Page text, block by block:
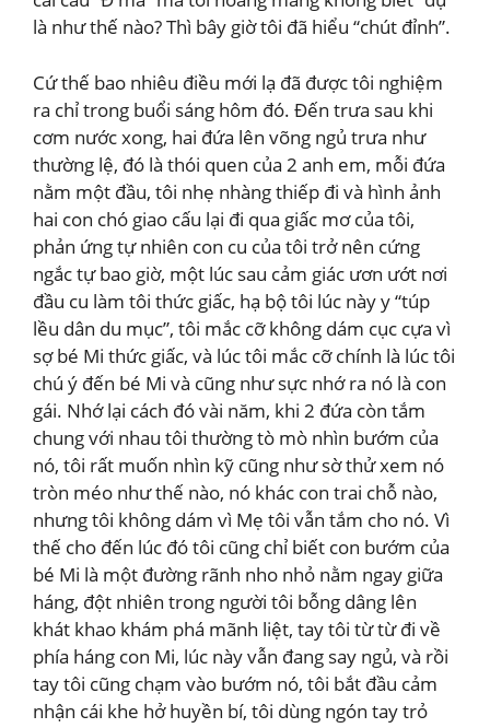
là như thế nào? Thì bây giờ tôi đã hiểu “chút đỉnh”.
Cứ thế bao nhiêu điều mới lạ đã được tôi nghiệm
ra chỉ trong buổi sáng hôm đó. Đến trưa sau khi
cơm nước xong, hai đứa lên võng ngủ trưa như
thường lệ, đó là thói quen của 2 anh em, mỗi đứa
nằm một đầu, tôi nhẹ nhàng thiếp đi và hình ảnh
hai con chó giao cấu lại đi qua giấc mơ của tôi,
phản ứng tự nhiên con cu của tôi trở nên cứng
ngắc tự bao giờ, một lúc sau cảm giác ươn ướt nơi
đầu cu làm tôi thức giấc, hạ bộ tôi lúc này y “túp
lều dân du mục”, tôi mắc cỡ không dám cục cựa vì
sợ bé Mi thức giấc, và lúc tôi mắc cỡ chính là lúc tôi
chú ý đến bé Mi và cũng như sực nhớ ra nó là con
gái. Nhớ lại cách đó vài năm, khi 2 đứa còn tắm
chung với nhau tôi thường tò mò nhìn bướm của
nó, tôi rất muốn nhìn kỹ cũng như sờ thử xem nó
tròn méo như thế nào, nó khác con trai chỗ nào,
nhưng tôi không dám vì Mẹ tôi vẫn tắm cho nó. Vì
thế cho đến lúc đó tôi cũng chỉ biết con bướm của
bé Mi là một đường rãnh nho nhỏ nằm ngay giữa
háng, đột nhiên trong người tôi bỗng dâng lên
khát khao khám phá mãnh liệt, tay tôi từ từ đi về
phía háng con Mi, lúc này vẫn đang say ngủ, và rồi
tay tôi cũng chạm vào bướm nó, tôi bắt đầu cảm
nhận cái khe hở huyền bí, tôi dùng ngón tay trỏ